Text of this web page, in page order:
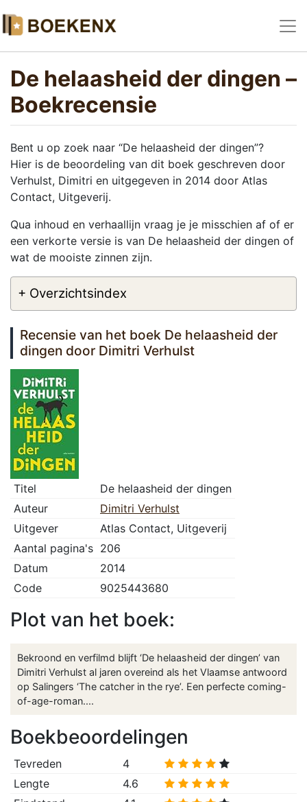
De helaasheid der dingen –
Boekrecensie
Bent u op zoek naar “De helaasheid der dingen”?
Hier is de beoordeling van dit boek geschreven door
Verhulst, Dimitri en uitgegeven in 2014 door Atlas
Contact, Uitgeverij.
Qua inhoud en verhaallijn vraag je je misschien af of er
een verkorte versie is van De helaasheid der dingen of
wat de mooiste zinnen zijn.
+ Overzichtsindex
Recensie van het boek De helaasheid der
dingen door Dimitri Verhulst
Titel
De helaasheid der dingen
Auteur
Dimitri Verhulst
Uitgever
Atlas Contact, Uitgeverij
Aantal pagina's 206
Datum
2014
Code
9025443680
Plot van het boek:
Bekroond en verfilmd blijft ‘De helaasheid der dingen’ van
Dimitri Verhulst al jaren overeind als het Vlaamse antwoord
op Salingers ‘The catcher in the rye’. Een perfecte coming-
of-age-roman....
Boekbeoordelingen
Tevreden
4
Lengte
4.6